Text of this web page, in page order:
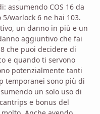
assumendo COS 16 da
warlock 6 ne hai 103.
un danno in più e un
aggiuntivo che fai
che puoi decidere di
e quando ti servono
potenzialmente tanti
temporanei sono più di
un solo uso di
e bonus del